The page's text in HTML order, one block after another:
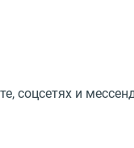
соцсетях и